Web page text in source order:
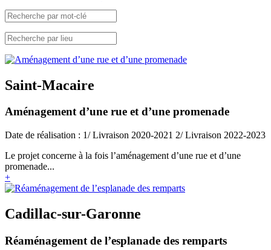
Saint-Macaire
Aménagement d’une rue et d’une promenade
Date de réalisation : 1/ Livraison 2020-2021 2/ Livraison 2022-2023
Le projet concerne à la fois l’aménagement d’une rue et d’une
promenade...
+
Cadillac-sur-Garonne
Réaménagement de l’esplanade des remparts